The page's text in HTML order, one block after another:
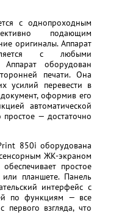
с однопроходным
подающим
оригиналы. Аппарат
с любыми
Аппарат оборудован
печати. Она
усилий перевести в
оформив его
автоматической
простое — достаточно
850i оборудована
ЖК-экраном
простое
планшете. Панель
интерфейс с
по функциям — все
первого взгляда, что